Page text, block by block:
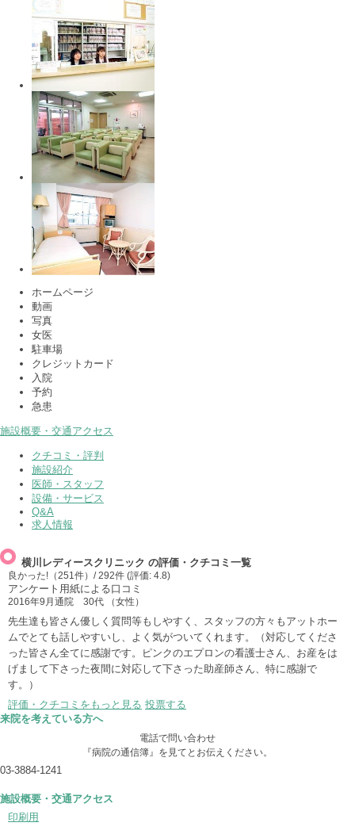
ホームページ
動画
写真
女医
駐車場
クレジットカード
入院
予約
急患
施設概要・交通アクセス
クチコミ・評判
施設紹介
医師・スタッフ
設備・サービス
Q&A
求人情報
横川レディースクリニック の評価・クチコミ一覧
良かった!（251件） / 292件 (評価: 4.8)
アンケート用紙による口コミ
2016年9月通院 30代 （女性）
先生達も皆さん優しく質問等もしやすく、スタッフの方々もアットホー
ムでとても話しやすいし、よく気がついてくれます。（対応してくださ
った皆さん全てに感謝です。ピンクのエプロンの看護士さん、お産をは
げまして下さった夜間に対応して下さった助産師さん、特に感謝で
す。）
評価・クチコミをもっと見る 投票する
来院を考えている方へ
電話で問い合わせ
『病院の通信簿』を見てとお伝えください。
03-3884-1241
施設概要・交通アクセス
印刷用